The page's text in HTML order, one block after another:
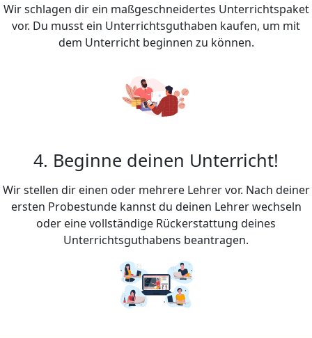
Wir schlagen dir ein maßgeschneidertes Unterrichtspaket
vor. Du musst ein Unterrichtsguthaben kaufen, um mit
dem Unterricht beginnen zu können.
4. Beginne deinen Unterricht!
Wir stellen dir einen oder mehrere Lehrer vor. Nach deiner
ersten Probestunde kannst du deinen Lehrer wechseln
oder eine vollständige Rückerstattung deines
Unterrichtsguthabens beantragen.